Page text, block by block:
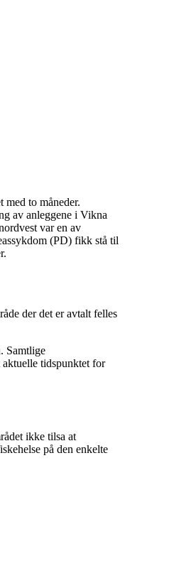
med to måneder.
av anleggene i Vikna
var en av
(PD) fikk stå til
der det er avtalt felles
Samtlige
tidspunktet for
ikke tilsa at
på den enkelte